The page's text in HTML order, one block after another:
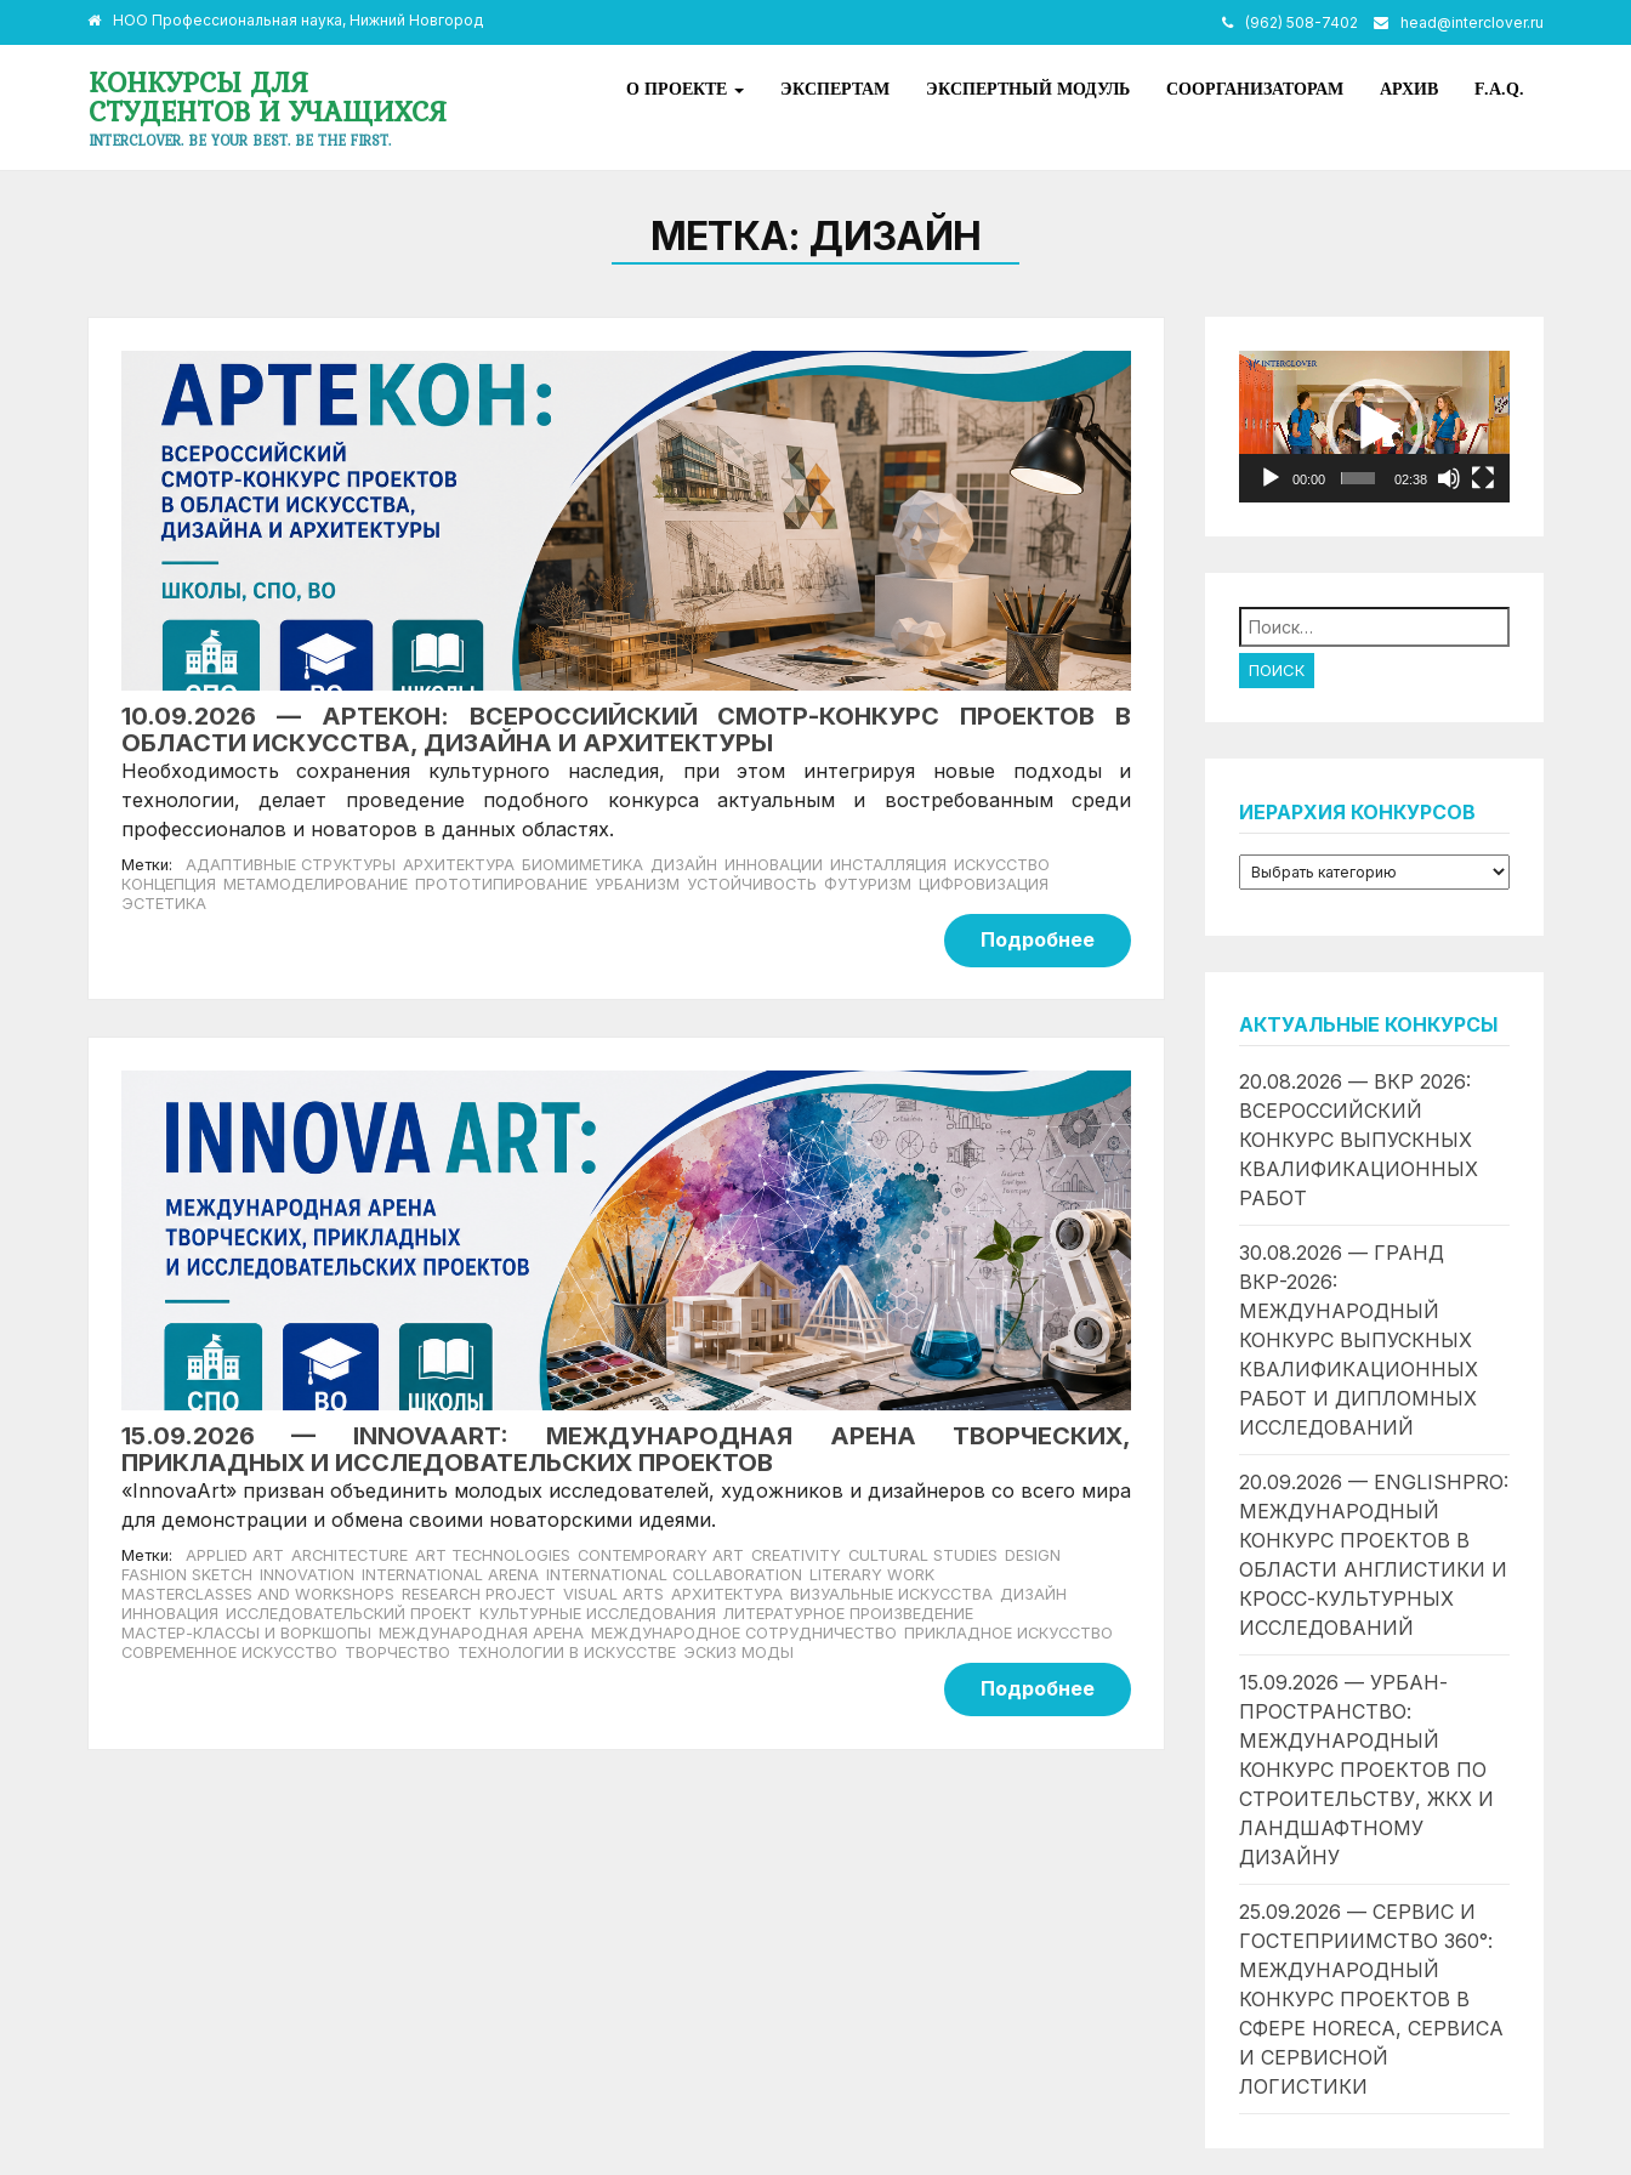
НОО Профессиональная наука, Нижний Новгород (962) 508-7402 head@interclover.ru
КОНКУРСЫ ДЛЯ
СТУДЕНТОВ И УЧАЩИХСЯ
INTERCLOVER. BE YOUR BEST. BE THE FIRST.
О ПРОЕКТЕ ЭКСПЕРТАМ ЭКСПЕРТНЫЙ МОДУЛЬ СООРГАНИЗАТОРАМ АРХИВ F.A.Q.
МЕТКА: ДИЗАЙН
10.09.2026 — АРТЕКОН: ВСЕРОССИЙСКИЙ СМОТР-КОНКУРС ПРОЕКТОВ В
ОБЛАСТИ ИСКУССТВА, ДИЗАЙНА И АРХИТЕКТУРЫ
Необходимость сохранения культурного наследия, при этом интегрируя новые подходы и
технологии, делает проведение подобного конкурса актуальным и востребованным среди
профессионалов и новаторов в данных областях.
Метки: АДАПТИВНЫЕ СТРУКТУРЫ АРХИТЕКТУРА БИОМИМЕТИКА ДИЗАЙН ИННОВАЦИИ ИНСТАЛЛЯЦИЯ ИСКУССТВО
КОНЦЕПЦИЯ МЕТАМОДЕЛИРОВАНИЕ ПРОТОТИПИРОВАНИЕ УРБАНИЗМ УСТОЙЧИВОСТЬ ФУТУРИЗМ ЦИФРОВИЗАЦИЯ
ЭСТЕТИКА
Подробнее
15.09.2026 — INNOVAART: МЕЖДУНАРОДНАЯ АРЕНА ТВОРЧЕСКИХ,
ПРИКЛАДНЫХ И ИССЛЕДОВАТЕЛЬСКИХ ПРОЕКТОВ
«InnovaArt» призван объединить молодых исследователей, художников и дизайнеров со всего мира
для демонстрации и обмена своими новаторскими идеями.
Метки: APPLIED ART ARCHITECTURE ART TECHNOLOGIES CONTEMPORARY ART CREATIVITY CULTURAL STUDIES DESIGN
FASHION SKETCH INNOVATION INTERNATIONAL ARENA INTERNATIONAL COLLABORATION LITERARY WORK
MASTERCLASSES AND WORKSHOPS RESEARCH PROJECT VISUAL ARTS АРХИТЕКТУРА ВИЗУАЛЬНЫЕ ИСКУССТВА ДИЗАЙН
ИННОВАЦИЯ ИССЛЕДОВАТЕЛЬСКИЙ ПРОЕКТ КУЛЬТУРНЫЕ ИССЛЕДОВАНИЯ ЛИТЕРАТУРНОЕ ПРОИЗВЕДЕНИЕ
МАСТЕР-КЛАССЫ И ВОРКШОПЫ МЕЖДУНАРОДНАЯ АРЕНА МЕЖДУНАРОДНОЕ СОТРУДНИЧЕСТВО ПРИКЛАДНОЕ ИСКУССТВО
СОВРЕМЕННОЕ ИСКУССТВО ТВОРЧЕСТВО ТЕХНОЛОГИИ В ИСКУССТВЕ ЭСКИЗ МОДЫ
Подробнее
Видеоплеер
00:00 02:38
Найти:
ИЕРАРХИЯ КОНКУРСОВ
АКТУАЛЬНЫЕ КОНКУРСЫ
20.08.2026 — ВКР 2026:
ВСЕРОССИЙСКИЙ
КОНКУРС ВЫПУСКНЫХ
КВАЛИФИКАЦИОННЫХ
РАБОТ
30.08.2026 — ГРАНД
ВКР-2026:
МЕЖДУНАРОДНЫЙ
КОНКУРС ВЫПУСКНЫХ
КВАЛИФИКАЦИОННЫХ
РАБОТ И ДИПЛОМНЫХ
ИССЛЕДОВАНИЙ
20.09.2026 — ENGLISHPRO:
МЕЖДУНАРОДНЫЙ
КОНКУРС ПРОЕКТОВ В
ОБЛАСТИ АНГЛИСТИКИ И
КРОСС-КУЛЬТУРНЫХ
ИССЛЕДОВАНИЙ
15.09.2026 — УРБАН-
ПРОСТРАНСТВО:
МЕЖДУНАРОДНЫЙ
КОНКУРС ПРОЕКТОВ ПО
СТРОИТЕЛЬСТВУ, ЖКХ И
ЛАНДШАФТНОМУ
ДИЗАЙНУ
25.09.2026 — СЕРВИС И
ГОСТЕПРИИМСТВО 360°:
МЕЖДУНАРОДНЫЙ
КОНКУРС ПРОЕКТОВ В
СФЕРЕ HORECA, СЕРВИСА
И СЕРВИСНОЙ
ЛОГИСТИКИ